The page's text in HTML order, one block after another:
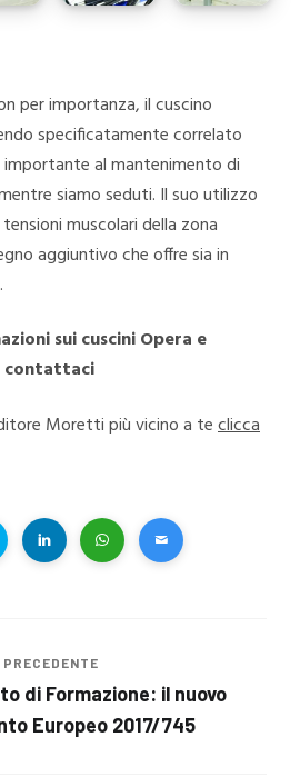
per importanza, il cuscino
specificatamente correlato
al mantenimento di
siamo seduti. Il suo utilizzo
muscolari della zona
aggiuntivo che offre sia in
sui cuscini Opera e
contattaci
Moretti più vicino a teclicca
PRECEDENTE
di Formazione: il nuovo
Europeo 2017/745